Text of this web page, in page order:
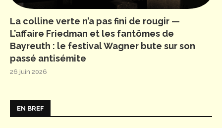
La colline verte n’a pas fini de rougir —
L’affaire Friedman et les fantômes de
Bayreuth : le festival Wagner bute sur son
passé antisémite
26 juin 2026
EN BREF